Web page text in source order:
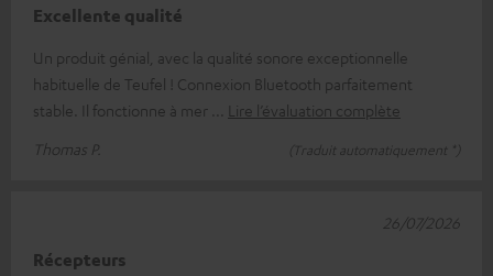
Excellente qualité
Un produit génial, avec la qualité sonore exceptionnelle
habituelle de Teufel ! Connexion Bluetooth parfaitement
stable. Il fonctionne à mer
Lire l’évaluation complète
Thomas P.
(Traduit automatiquement *)
Récepteurs
26/07/2026